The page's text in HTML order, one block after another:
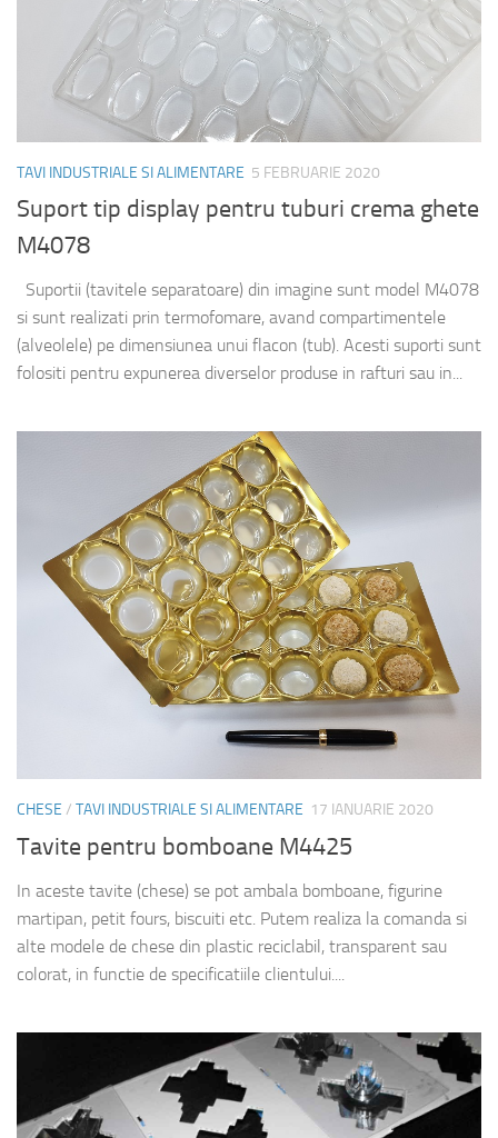
TAVI INDUSTRIALE SI ALIMENTARE 5 FEBRUARIE 2020
Suport tip display pentru tuburi crema ghete
M4078
Suportii (tavitele separatoare) din imagine sunt model M4078
si sunt realizati prin termofomare, avand compartimentele
(alveolele) pe dimensiunea unui flacon (tub). Acesti suporti sunt
folositi pentru expunerea diverselor produse in rafturi sau in...
CHESE / TAVI INDUSTRIALE SI ALIMENTARE 17 IANUARIE 2020
Tavite pentru bomboane M4425
In aceste tavite (chese) se pot ambala bomboane, figurine
martipan, petit fours, biscuiti etc. Putem realiza la comanda si
alte modele de chese din plastic reciclabil, transparent sau
colorat, in functie de specificatiile clientului....